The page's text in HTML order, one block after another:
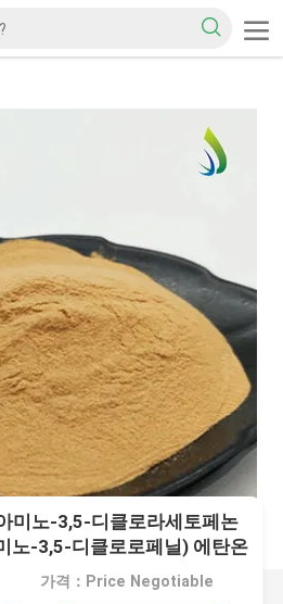
미노-3,5-디클로라세토페논
노-3,5-디클로로페닐) 에탄온
가격：Price Negotiable